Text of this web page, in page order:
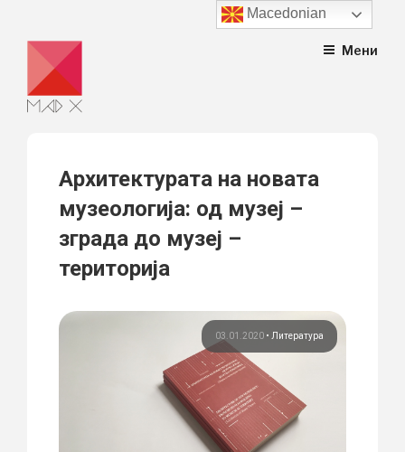
content
Мени
Aрхитектурата на новата
музеологија: од музеј –
зграда до музеј –
територија
03.01.2020 • Литература
Macedonian